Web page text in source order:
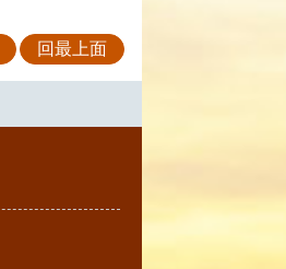
回最上面